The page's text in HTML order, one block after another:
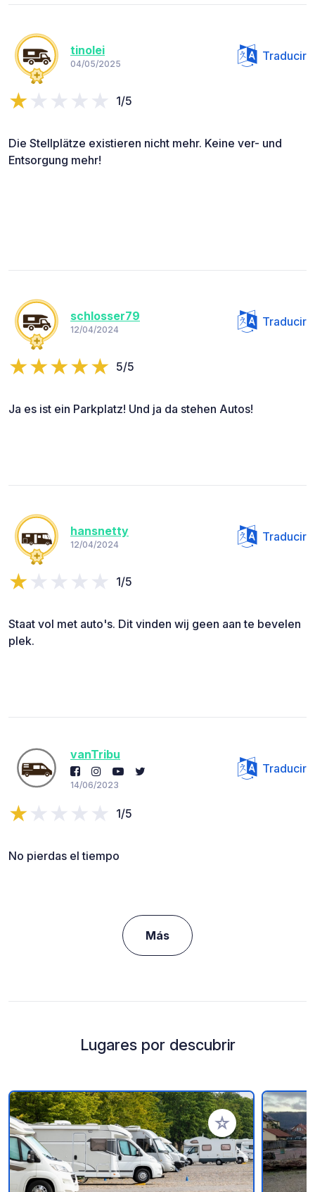
tinolei
04/05/2025
Traducir
1/5
Die Stellplätze existieren nicht mehr. Keine ver- und
Entsorgung mehr!
schlosser79
12/04/2024
Traducir
5/5
Ja es ist ein Parkplatz! Und ja da stehen Autos!
hansnetty
12/04/2024
Traducir
1/5
Staat vol met auto's. Dit vinden wij geen aan te bevelen
plek.
vanTribu
14/06/2023
Traducir
1/5
No pierdas el tiempo
Más
Lugares por descubrir
Añadir a tus